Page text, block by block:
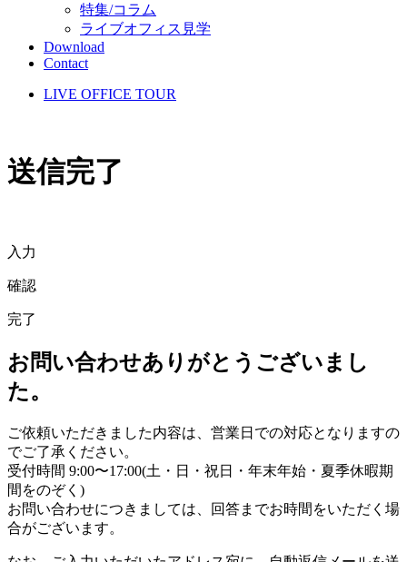
特集/コラム
ライブオフィス見学
Download
Contact
LIVE OFFICE TOUR
送信完了
入力
確認
完了
お問い合わせありがとうございまし
た。
ご依頼いただきました内容は、営業日での対応となりますの
でご了承ください。
受付時間 9:00〜17:00(土・日・祝日・年末年始・夏季休暇期
間をのぞく)
お問い合わせにつきましては、回答までお時間をいただく場
合がございます。